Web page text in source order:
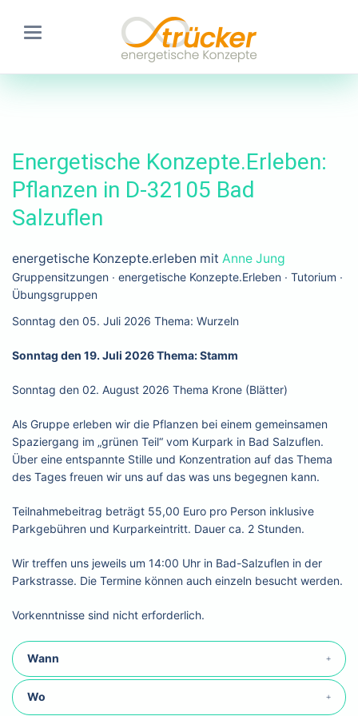
Energetische Konzepte.Erleben:
Pflanzen in D-32105 Bad
Salzuflen
energetische Konzepte.erleben mitAnne Jung
Gruppensitzungen ∙ energetische Konzepte.Erleben ∙ Tutorium ∙
Übungsgruppen
Sonntag den 05. Juli 2026 Thema: Wurzeln
Sonntag den 19. Juli 2026 Thema: Stamm
Sonntag den 02. August 2026 Thema Krone (Blätter)
Als Gruppe erleben wir die Pflanzen bei einem gemeinsamen
Spaziergang im „grünen Teil“ vom Kurpark in Bad Salzuflen.
Über eine entspannte Stille und Konzentration auf das Thema
des Tages freuen wir uns auf das was uns begegnen kann.
Teilnahmebeitrag beträgt 55,00 Euro pro Person inklusive
Parkgebühren und Kurparkeintritt. Dauer ca. 2 Stunden.
Wir treffen uns jeweils um 14:00 Uhr in Bad-Salzuflen in der
Parkstrasse. Die Termine können auch einzeln besucht werden.
Vorkenntnisse sind nicht erforderlich.
Wann
Wo